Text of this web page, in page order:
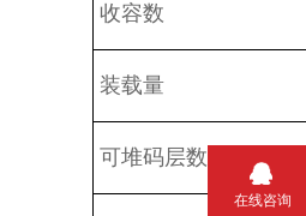
收容数
装载量
可堆码层数
在线咨询